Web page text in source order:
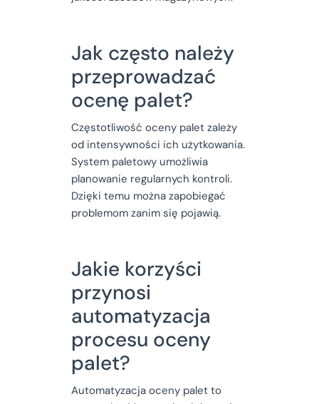
Jak często należy
przeprowadzać
ocenę palet?
Częstotliwość oceny palet zależy
od intensywności ich użytkowania.
System paletowy umożliwia
planowanie regularnych kontroli.
Dzięki temu można zapobiegać
problemom zanim się pojawią.
Jakie korzyści
przynosi
automatyzacja
procesu oceny
palet?
Automatyzacja oceny palet to